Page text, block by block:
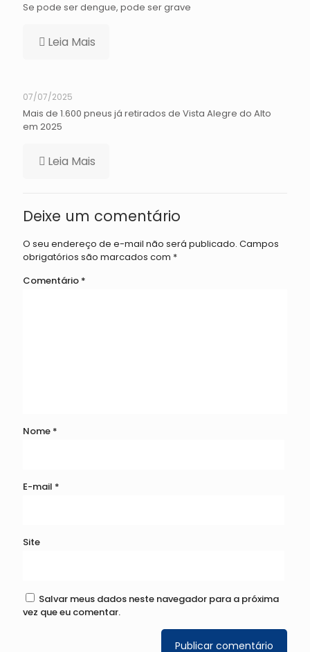
Se pode ser dengue, pode ser grave
Leia Mais
07/07/2025
Mais de 1.600 pneus já retirados de Vista Alegre do Alto
em 2025
Leia Mais
Deixe um comentário
O seu endereço de e-mail não será publicado. Campos
obrigatórios são marcados com *
Comentário *
Nome *
E-mail *
Site
Salvar meus dados neste navegador para a próxima
vez que eu comentar.